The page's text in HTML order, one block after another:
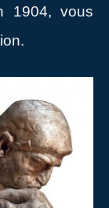
1904, vous